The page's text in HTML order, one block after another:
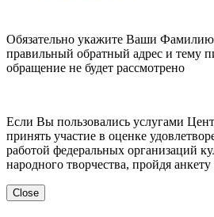
Обязательно укажите Ваши
правильный обратный адрес и тему
обращение не будет рассмотрено
Если Вы пользовались услугами
принять участие в оценке
работой федеральных организаций
народного творчества, пройдя
Close